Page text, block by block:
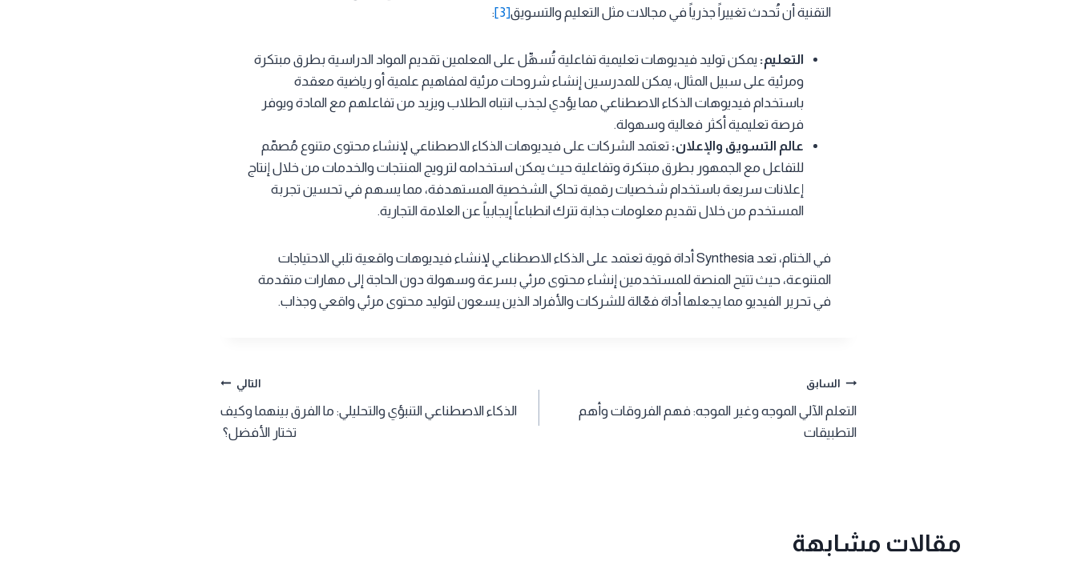
التقنية أن تُحدث تغييراً جذرياً في مجالات مثل التعليم والتسويق[3]
:
التعليم: يمكن توليد فيديوهات تعليمية تفاعلية تُسهِّل على المعلمين تقديم المواد الدراسية بطرق مبتكرة
ومرئية على سبيل المثال، يمكن للمدرسين إنشاء شروحات مرئية لمفاهيم علمية أو رياضية معقدة
باستخدام فيديوهات الذكاء الاصطناعي مما يؤدي لجذب انتباه الطلاب ويزيد من تفاعلهم مع المادة ويوفر
فرصة تعليمية أكثر فعالية وسهولة.
عالم التسويق والإعلان: تعتمد الشركات على فيديوهات الذكاء الاصطناعي لإنشاء محتوى متنوع مُصمّم
للتفاعل مع الجمهور بطرق مبتكرة وتفاعلية حيث يمكن استخدامه لترويج المنتجات والخدمات من خلال إنتاج
إعلانات سريعة باستخدام شخصيات رقمية تحاكي الشخصية المستهدفة، مما يسهم في تحسين تجربة
المستخدم من خلال تقديم معلومات جذابة تترك انطباعاً إيجابياً عن العلامة التجارية.
في الختام، تعد Synthesia أداة قوية تعتمد على الذكاء الاصطناعي لإنشاء فيديوهات واقعية تلبي الاحتياجات
المتنوعة، حيث تتيح المنصة للمستخدمين إنشاء محتوى مرئي بسرعة وسهولة دون الحاجة إلى مهارات متقدمة
في تحرير الفيديو مما يجعلها أداة فعّالة للشركات والأفراد الذين يسعون لتوليد محتوى مرئي واقعي وجذاب.
تصفّح
المقالات
السابق
التعلم الآلي الموجه وغير الموجه: فهم الفروقات وأهم
التطبيقات
التالي
الذكاء الاصطناعي التنبؤي والتحليلي: ما الفرق بينهما وكيف
تختار الأفضل؟
مقالات مشابهة